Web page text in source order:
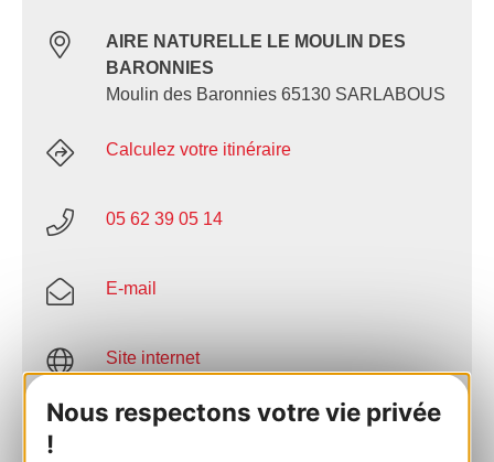
Nous respectons votre vie privée
!
AIRE NATURELLE LE MOULIN DES
BARONNIES
Moulin des Baronnies 65130 SARLABOUS
Calculez votre itinéraire
05 62 39 05 14
E-mail
Site internet
AJOUTER